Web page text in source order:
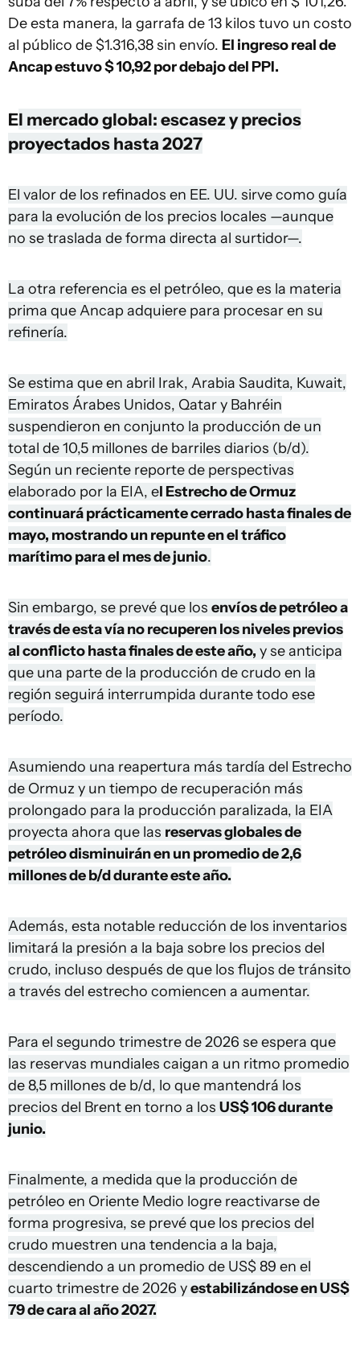
De esta manera, la garrafa de 13 kilos tuvo un costo
al público de $1.316,38 sin envío. El ingreso real de
Ancap estuvo $ 10,92 por debajo del PPI.
El mercado global: escasez y precios
proyectados hasta 2027
El valor de los refinados en EE. UU. sirve como guía
para la evolución de los precios locales —aunque
no se traslada de forma directa al surtidor—.
La otra referencia es el petróleo, que es la materia
prima que Ancap adquiere para procesar en su
refinería.
Se estima que en abril Irak, Arabia Saudita, Kuwait,
Emiratos Árabes Unidos, Qatar y Bahréin
suspendieron en conjunto la producción de un
total de 10,5 millones de barriles diarios (b/d).
Según un reciente reporte de perspectivas
elaborado por la EIA, el Estrecho de Ormuz
continuará prácticamente cerrado hasta finales de
mayo, mostrando un repunte en el tráfico
marítimo para el mes de junio.
Sin embargo, se prevé que los envíos de petróleo a
través de esta vía no recuperen los niveles previos
al conflicto hasta finales de este año, y se anticipa
que una parte de la producción de crudo en la
región seguirá interrumpida durante todo ese
período.
Asumiendo una reapertura más tardía del Estrecho
de Ormuz y un tiempo de recuperación más
prolongado para la producción paralizada, la EIA
proyecta ahora que las reservas globales de
petróleo disminuirán en un promedio de 2,6
millones de b/d durante este año.
Además, esta notable reducción de los inventarios
limitará la presión a la baja sobre los precios del
crudo, incluso después de que los flujos de tránsito
a través del estrecho comiencen a aumentar.
Para el segundo trimestre de 2026 se espera que
las reservas mundiales caigan a un ritmo promedio
de 8,5 millones de b/d, lo que mantendrá los
precios del Brent en torno a los US$ 106 durante
junio.
Finalmente, a medida que la producción de
petróleo en Oriente Medio logre reactivarse de
forma progresiva, se prevé que los precios del
crudo muestren una tendencia a la baja,
descendiendo a un promedio de US$ 89 en el
cuarto trimestre de 2026 yestabilizándose en US$
79 de cara al año 2027.